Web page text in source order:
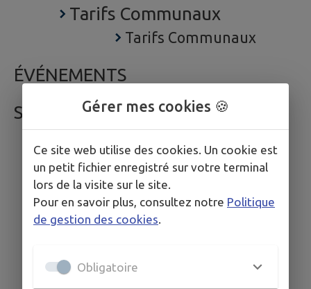
Tarifs Communaux
Tarifs Communaux
ÉVÉNEMENTS
SERVICES
Annuaire
Signaler
Associations
Commerces
Santé
Culture et histoire
Gérer mes cookies 🍪
Ce site web utilise des cookies. Un cookie est
un petit fichier enregistré sur votre terminal
lors de la visite sur le site.
Pour en savoir plus, consultez notre Politique
de gestion des cookies.
Obligatoire